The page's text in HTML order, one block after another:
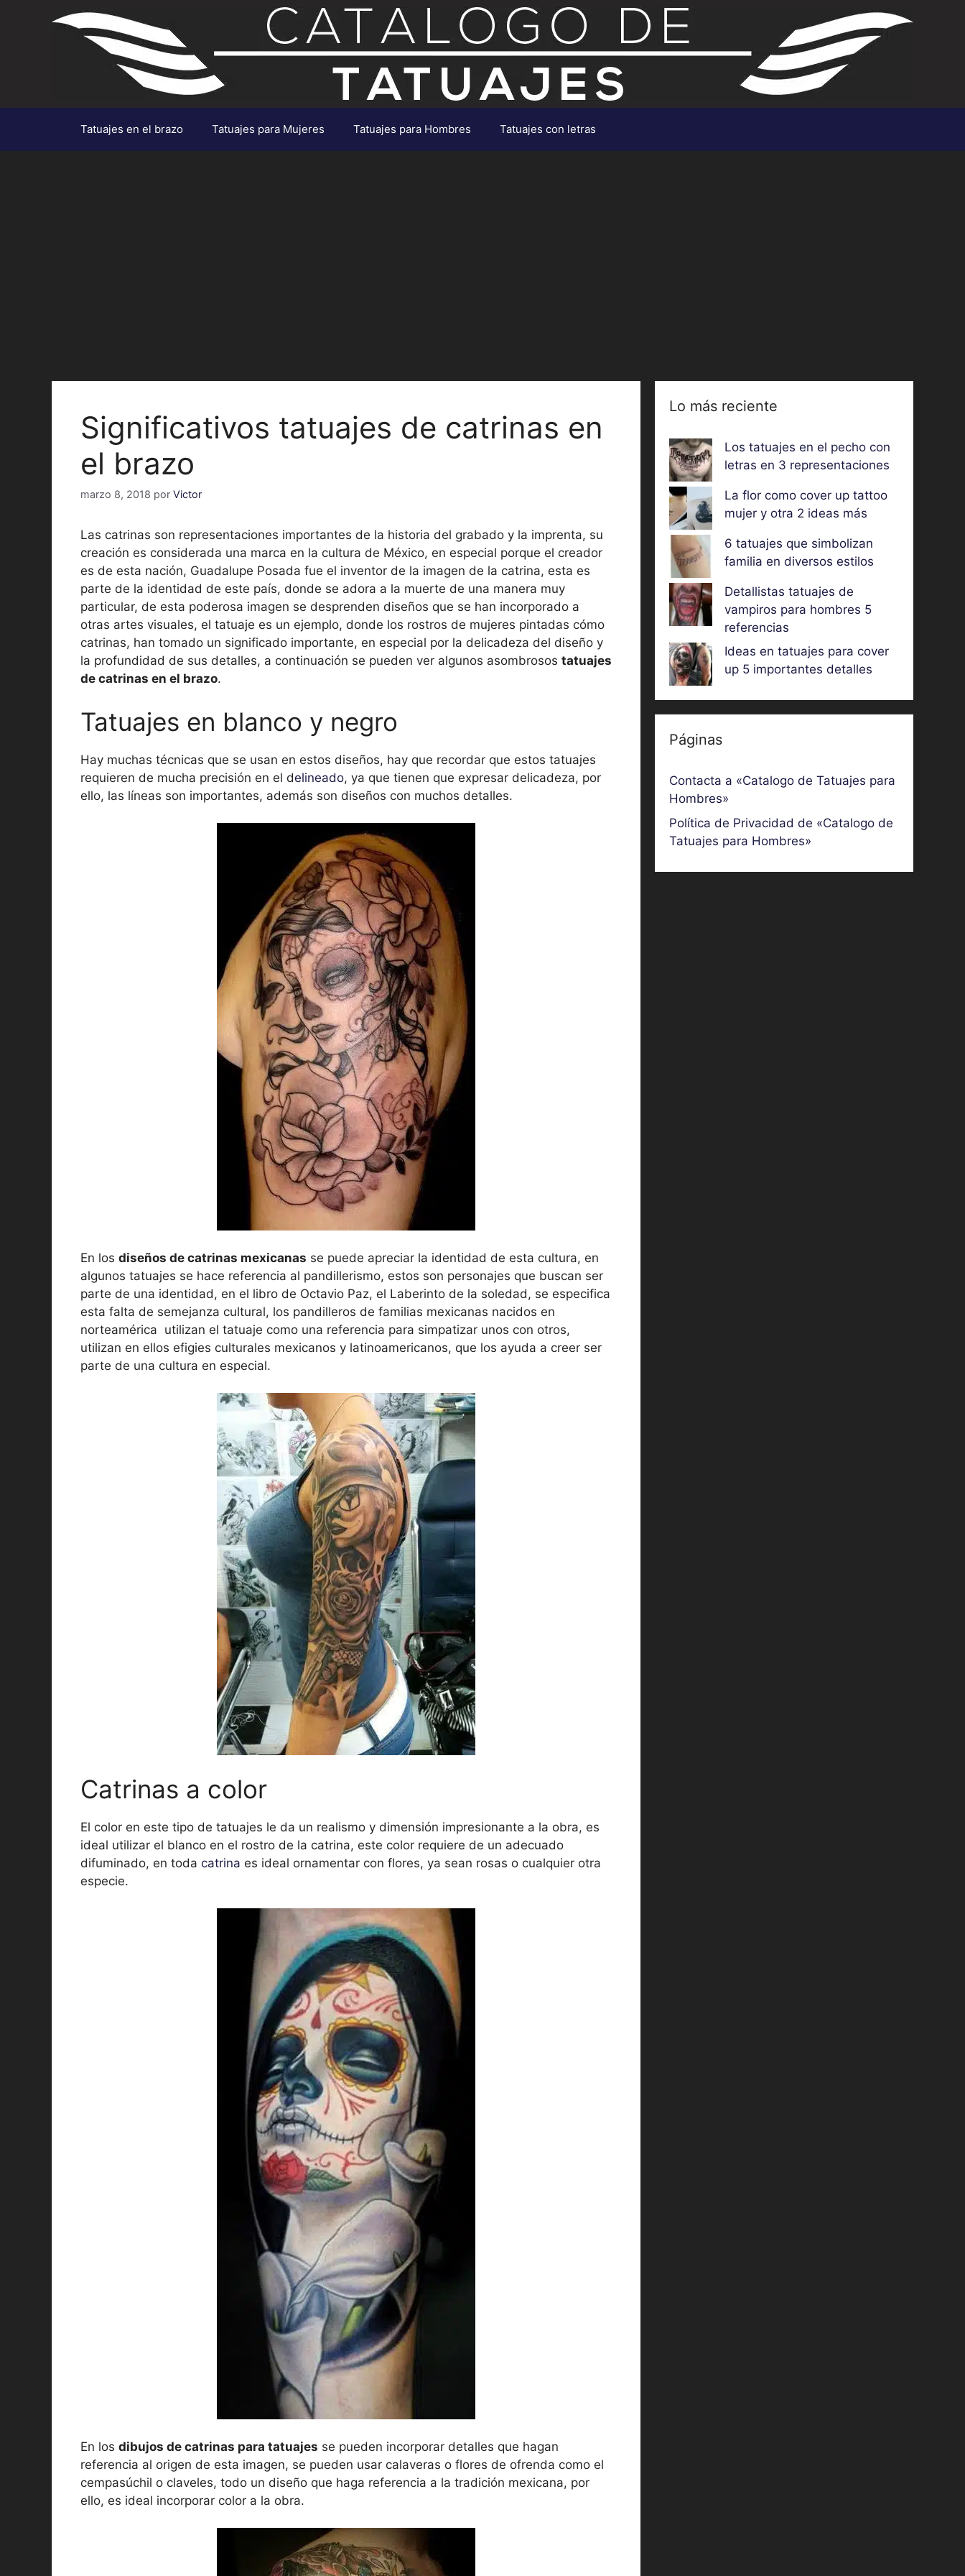
Tatuajes en el brazo Tatuajes para Mujeres Tatuajes para Hombres Tatuajes con letras
Significativos tatuajes de catrinas en
el brazo
marzo 8, 2018 por Victor
Las catrinas son representaciones importantes de la historia del grabado y la imprenta, su
creación es considerada una marca en la cultura de México, en especial porque el creador
es de esta nación, Guadalupe Posada fue el inventor de la imagen de la catrina, esta es
parte de la identidad de este país, donde se adora a la muerte de una manera muy
particular, de esta poderosa imagen se desprenden diseños que se han incorporado a
otras artes visuales, el tatuaje es un ejemplo, donde los rostros de mujeres pintadas cómo
catrinas, han tomado un significado importante, en especial por la delicadeza del diseño y
la profundidad de sus detalles, a continuación se pueden ver algunos asombrosos tatuajes
de catrinas en el brazo.
Tatuajes en blanco y negro
Hay muchas técnicas que se usan en estos diseños, hay que recordar que estos tatuajes
requieren de mucha precisión en el delineado, ya que tienen que expresar delicadeza, por
ello, las líneas son importantes, además son diseños con muchos detalles.
En los diseños de catrinas mexicanas se puede apreciar la identidad de esta cultura, en
algunos tatuajes se hace referencia al pandillerismo, estos son personajes que buscan ser
parte de una identidad, en el libro de Octavio Paz, el Laberinto de la soledad, se especifica
esta falta de semejanza cultural, los pandilleros de familias mexicanas nacidos en
norteamérica utilizan el tatuaje como una referencia para simpatizar unos con otros,
utilizan en ellos efigies culturales mexicanos y latinoamericanos, que los ayuda a creer ser
parte de una cultura en especial.
Catrinas a color
El color en este tipo de tatuajes le da un realismo y dimensión impresionante a la obra, es
ideal utilizar el blanco en el rostro de la catrina, este color requiere de un adecuado
difuminado, en toda catrina es ideal ornamentar con flores, ya sean rosas o cualquier otra
especie.
En los dibujos de catrinas para tatuajes se pueden incorporar detalles que hagan
referencia al origen de esta imagen, se pueden usar calaveras o flores de ofrenda como el
cempasúchil o claveles, todo un diseño que haga referencia a la tradición mexicana, por
ello, es ideal incorporar color a la obra.
Lo más reciente
Los tatuajes en el pecho con
letras en 3 representaciones
La flor como cover up tattoo
mujer y otra 2 ideas más
6 tatuajes que simbolizan
familia en diversos estilos
Detallistas tatuajes de
vampiros para hombres 5
referencias
Ideas en tatuajes para cover
up 5 importantes detalles
Páginas
Contacta a «Catalogo de Tatuajes para
Hombres»
Política de Privacidad de «Catalogo de
Tatuajes para Hombres»